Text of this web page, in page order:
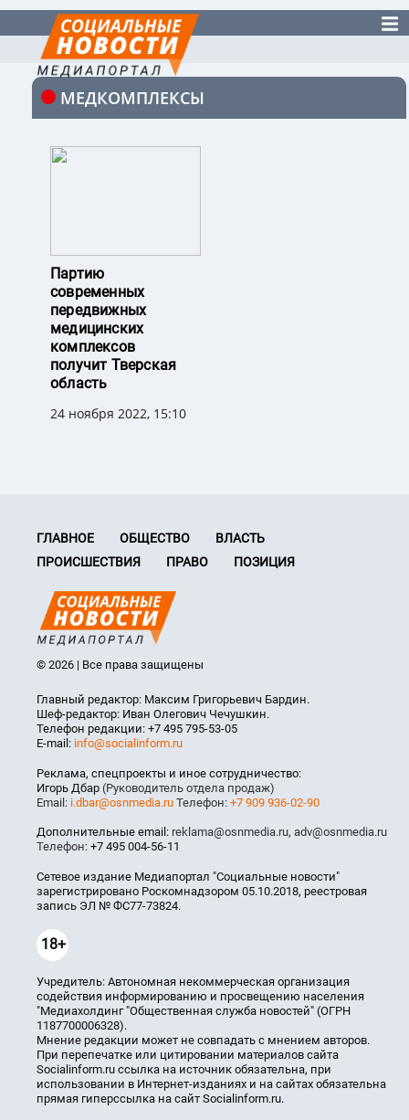
МЕДКОМПЛЕКСЫ
Партию
современных
передвижных
медицинских
комплексов
получит Тверская
область
24 ноября 2022, 15:10
ГЛАВНОЕ ОБЩЕСТВО
ВЛАСТЬ
ПРОИСШЕСТВИЯ
ПРАВО ПОЗИЦИЯ
© 2026 | Все права защищены
Главный редактор: Максим Григорьевич Бардин.
Шеф-редактор: Иван Олегович Чечушкин.
Телефон редакции: +7 495 795-53-05
E-mail: info@socialinform.ru
Реклама, спецпроекты и иное сотрудничество:
Игорь Дбар (Руководитель отдела продаж)
Email: i.dbar@osnmedia.ru Телефон: +7 909 936-02-90
Дополнительные email: reklama@osnmedia.ru, adv@osnmedia.ru
Телефон: +7 495 004-56-11
Сетевое издание Медиапортал "Социальные новости"
зарегистрировано Роскомнадзором 05.10.2018, реестровая
запись ЭЛ № ФС77-73824.
18+
Учредитель: Автономная некоммерческая организация
содействия информированию и просвещению населения
"Медиахолдинг "Общественная служба новостей" (ОГРН
1187700006328).
Мнение редакции может не совпадать с мнением авторов.
При перепечатке или цитировании материалов сайта
Socialinform.ru ссылка на источник обязательна, при
использовании в Интернет-изданиях и на сайтах обязательна
прямая гиперссылка на сайт Socialinform.ru.